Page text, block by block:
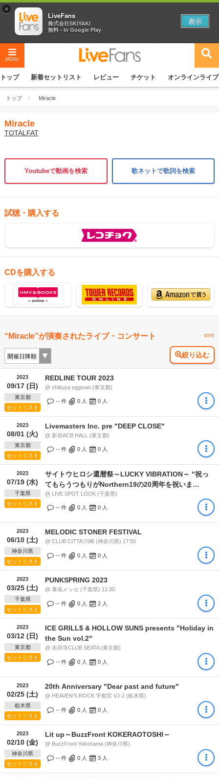
MENU
トップ 新着セットリスト レビュー チケット オンラインライブ
トップ Miracle
Miracle
TOTALFAT
Youtubeで動画を検索 歌ネットで歌詞を検索
試聴・購入する
CDを購入する
“Miracle”が演奏されたライブ・コンサート 45件
絞り込む
2023
09/17 (日)
東京都
セットリスト
REDLINE TOUR 2023
@ shibuya eggman (東京都)
-- 件 0 人 0 人
2023
08/01 (火)
東京都
セットリスト
Livemasters Inc. pre "DEEP CLOSE"
@ 新宿ACB HALL (東京都)
-- 件 0 人 0 人
2023
07/19 (水)
千葉県
セットリスト
サイトウヒロシ還暦祭～LUCKY VIBRATION～ "祝っ
てもらうつもりがNorthern19の20周年を祝いま
SHOW!!!"
@ LIVE SPOT LOOK (千葉県)
-- 件 0 人 0 人
2023
06/10 (土)
神奈川県
セットリスト
MELODIC STONER FESTIVAL
@ CLUB CITTA'川崎 (神奈川県) 17:50
-- 件 0 人 0 人
2023
03/25 (土)
千葉県
セットリスト
PUNKSPRING 2023
@ 幕張メッセ (千葉県) 11:30
-- 件 0 人 2 人
2023
03/12 (日)
東京都
セットリスト
ICE GRILL$ & HOLLOW SUNS presents "Holiday in
the Sun vol.2"
@ 吉祥寺CLUB SEATA (東京都)
-- 件 0 人 0 人
2023
02/25 (土)
栃木県
セットリスト
20th Anniversary "Dear past and future"
@ HEAVEN'S ROCK 宇都宮 VJ-2 (栃木県)
-- 件 0 人 0 人
2023
02/10 (金)
神奈川県
セットリスト
Lit up～BuzzFront KOKERAOTOSHI～
@ BuzzFront Yokohama (神奈川県)
-- 件 0 人 3 人
×
LiveFans
株式会社SKIYAKI
無料 - In Google Play
表示